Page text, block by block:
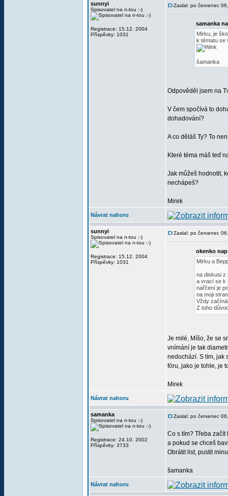
sunnyi
Spisovatel na n-tou :-)
Registrace: 15.12. 2004
Příspěvky: 1031
Zaslal: po červenec
samanka
Mirku, je
k tématu se
šamanka
Odpověděl jsem na
V čem spočívá to
dohadování?
A co děláš Ty? To
Které téma máš teď
Jak můžeš hodnotit,
nechápeš?
Mirek
Návrat nahoru
sunnyi
Spisovatel na n-tou :-)
Registrace: 15.12. 2004
Příspěvky: 1031
Zaslal: po červenec
okenko
Mirku a
na diskusi z
a vrací se k
nařčení je
na moji
Vždy
Z toho
Je milé, Míšo, že se
vnímání je tak
nedochází. S tím, jak
fóru, jako je tohle, je
Mirek
Návrat nahoru
samanka
Spisovatel na n-tou :-)
Registrace: 24.10. 2002
Příspěvky: 3733
Zaslal: po červenec
Co s tím? Třeba začít
a pokud se chceš
Obrátit list, pustit
šamanka
Návrat nahoru